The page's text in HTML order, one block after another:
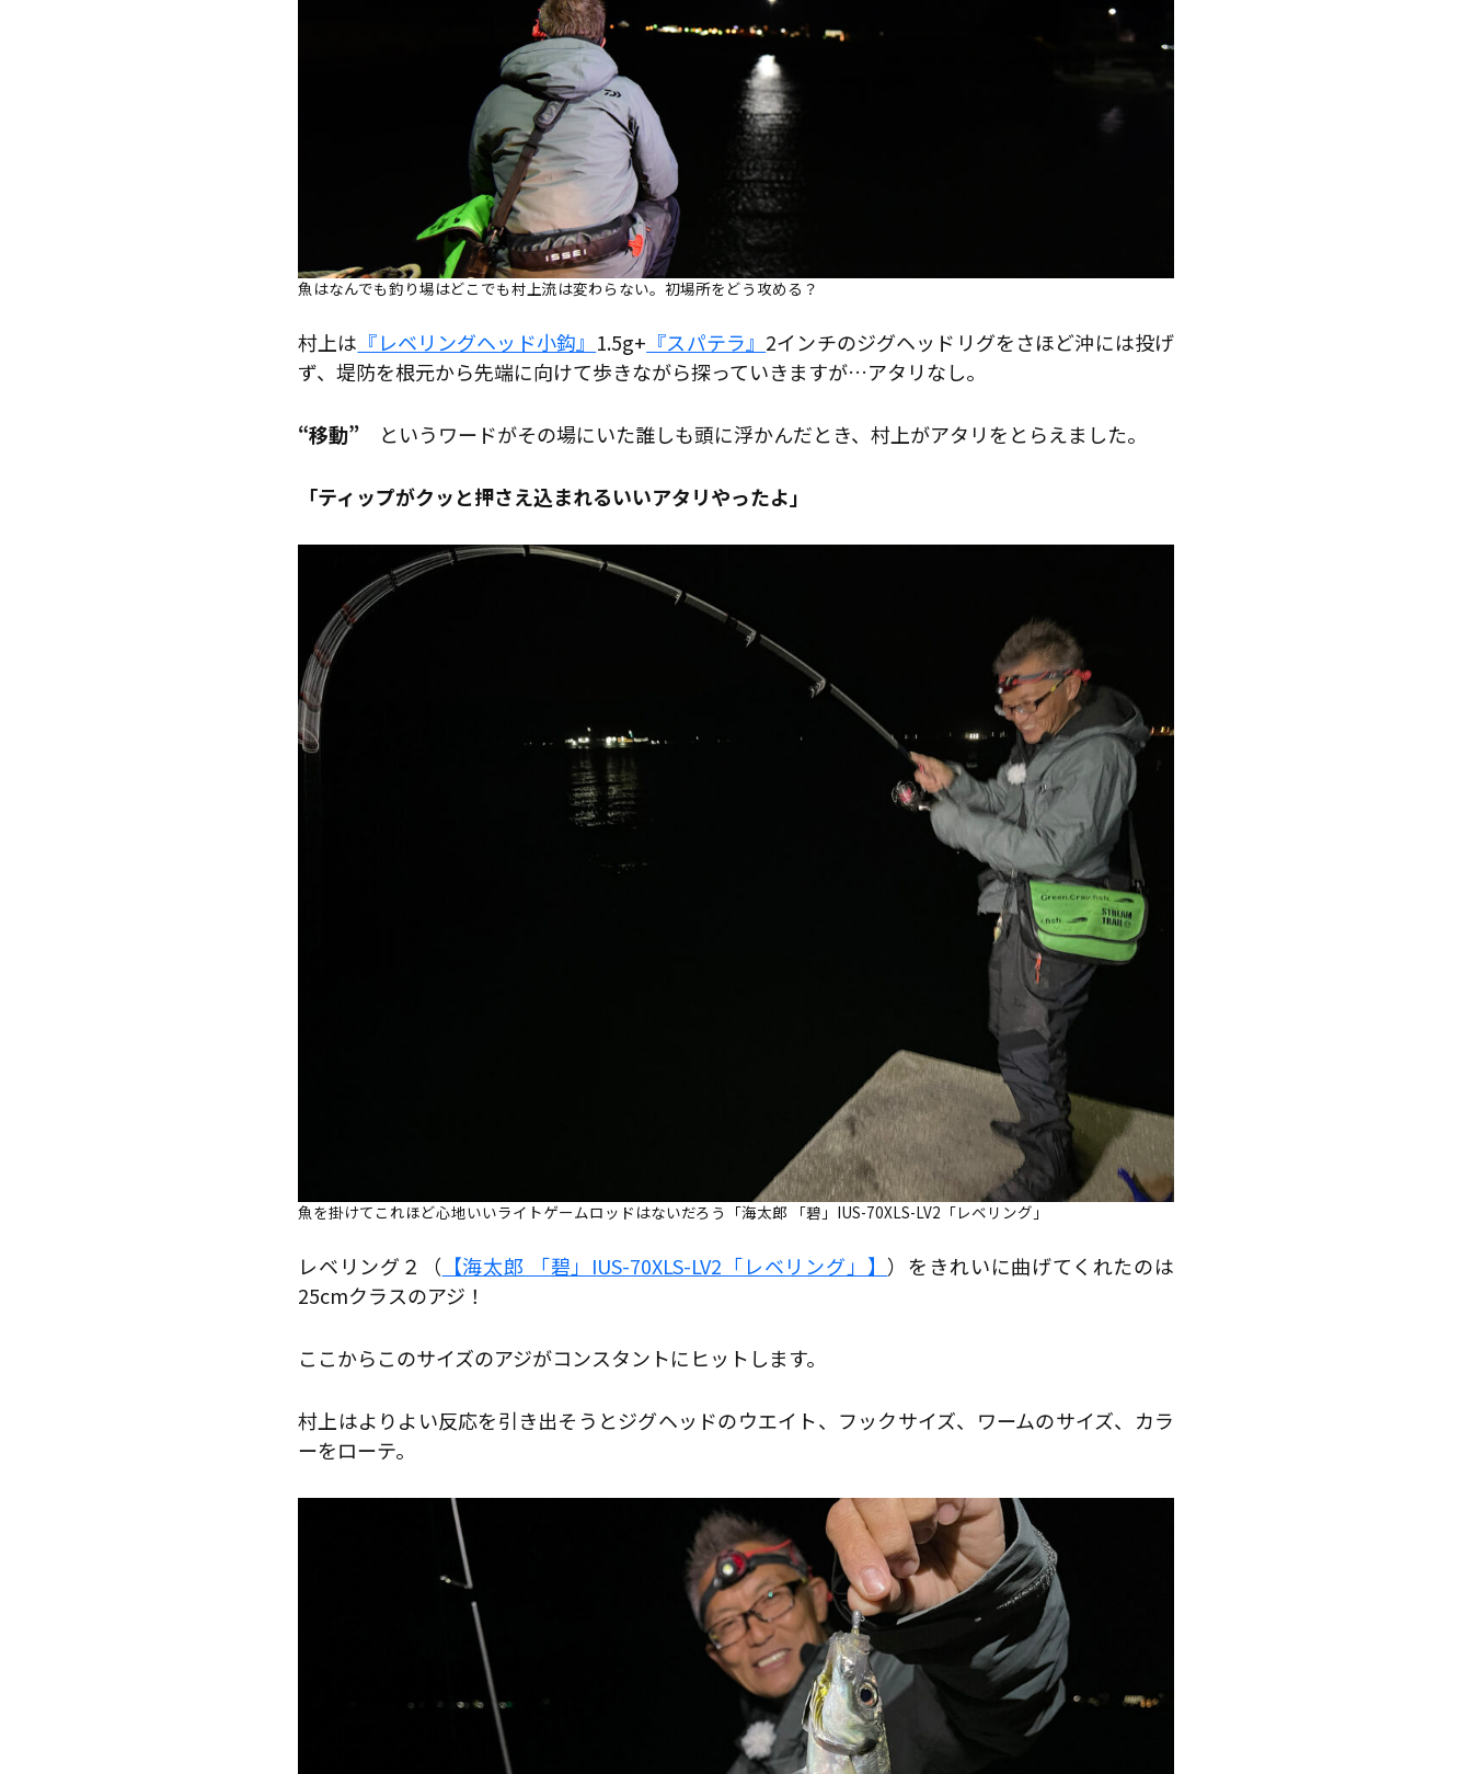
魚はなんでも釣り場はどこでも村上流は変わらない。初場所をどう攻める？
村上は 『レベリングヘッド小鈎』 1.5g+ 『スパテラ』 2インチのジグヘッドリグをさほど沖には投げ
ず、堤防を根元から先端に向けて歩きながら探っていきますが…アタリなし。
“移動” というワードがその場にいた誰しも頭に浮かんだとき、村上がアタリをとらえました。
「ティップがクッと押さえ込まれるいいアタリやったよ」
魚を掛けてこれほど心地いいライトゲームロッドはないだろう「海太郎 「碧」IUS-70XLS-LV2「レベリング」
レベリング２（ 【海太郎 「碧」IUS-70XLS-LV2「レベリング」】 ）をきれいに曲げてくれたのは
25cmクラスのアジ！
ここからこのサイズのアジがコンスタントにヒットします。
村上はよりよい反応を引き出そうとジグヘッドのウエイト、フックサイズ、ワームのサイズ、カラ
ーをローテ。